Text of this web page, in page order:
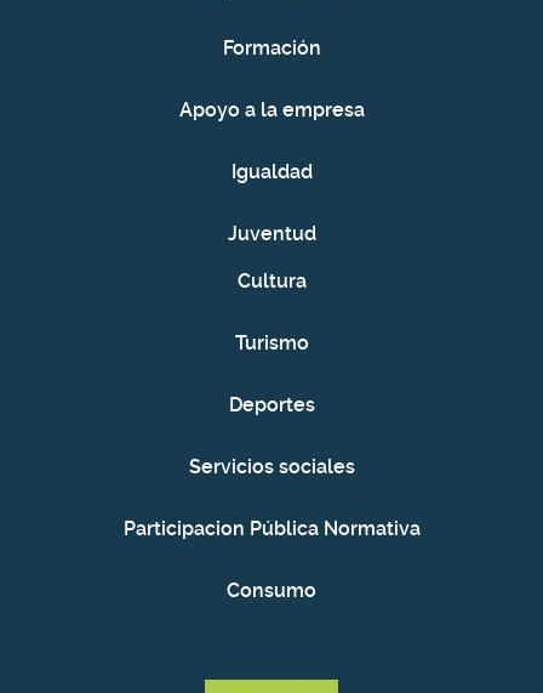
Formación
Apoyo a la empresa
Igualdad
Juventud
Cultura
Turismo
Deportes
Servicios sociales
Participacion Pública Normativa
Consumo